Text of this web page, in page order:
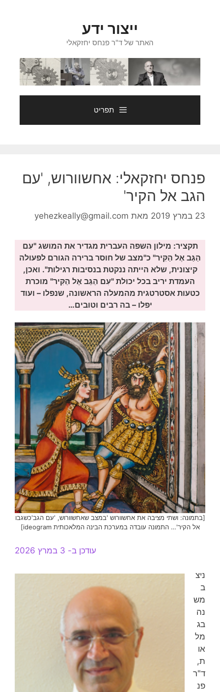
ייצור ידע
האתר של ד"ר פנחס יחזקאלי
תפריט
פנחס יחזקאלי: אחשוורוש, 'עם
הגב אל הקיר'
23 במרץ 2019 מאת yehezkeally@gmail.com
תקציר: מילון השפה העברית מגדיר את המושג "עִם
הַגַּב אֶל הַקִּיר" כ"מצב של חוסר ברירה הגורם לפעולה
קיצונית, שלא הייתה ננקטת בנסיבות רגילות". ואכן,
העמדת יריב בכל יכולת "עִם הַגַּב אֶל הַקִּיר" מוכרת
כטעות אסטרטגית מהמעלה הראשונה, שנפלו – ועוד
יפלו – בה רבים וטובים…
[בתמונה: ושתי מציבה את אחשוורוש 'במצב שאחשוורוש, 'עם הגב'כשגבו
אל הקיר'… התמונה עובדה במערכת הבינה המלאכותית ideogram]
עודכן ב- 3 במרץ 2026
ניצ
ב
מש
נה
בג
מל
או
ת,
ד"ר
פנ